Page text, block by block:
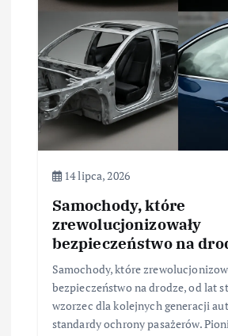
p
s
u
14 lipca, 2026
Samochody, które
zrewolucjonizowały
bezpieczeństwo na
Samochody, które
bezpieczeństwo na drodze, od lat
wzorzec dla kolejnych generacji
standardy ochrony pasażerów.